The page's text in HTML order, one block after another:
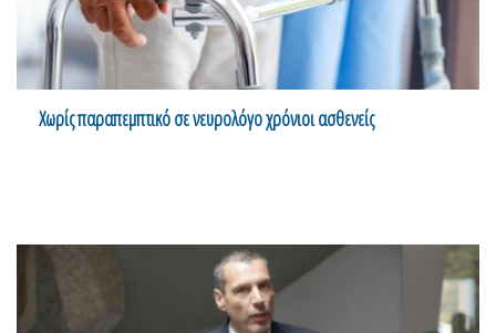
Χωρίς παραπεμπτικό σε νευρολόγο χρόνιοι ασθενείς